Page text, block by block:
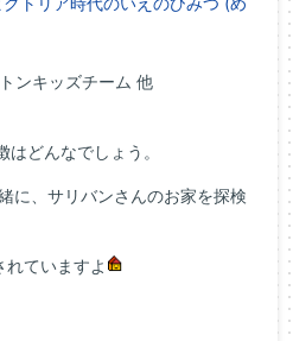
ンキッズチーム 他
どんなでしょう。
に、サリバンさんのお家を探検
ていますよ